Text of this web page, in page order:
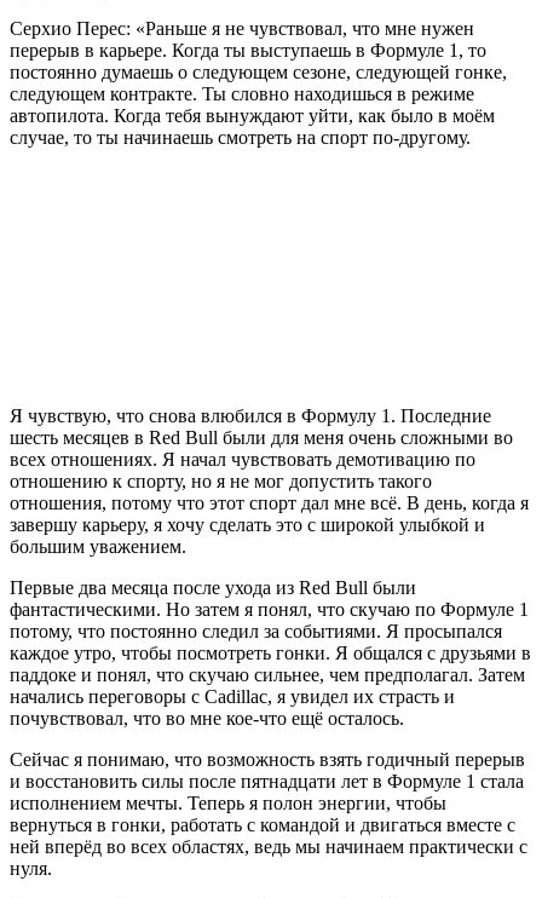
Серхио Перес: «Раньше я не чувствовал, что мне нужен
перерыв в карьере. Когда ты выступаешь в Формуле 1, то
постоянно думаешь о следующем сезоне, следующей гонке,
следующем контракте. Ты словно находишься в режиме
автопилота. Когда тебя вынуждают уйти, как было в моём
случае, то ты начинаешь смотреть на спорт по-другому.
Я чувствую, что снова влюбился в Формулу 1. Последние
шесть месяцев в Red Bull были для меня очень сложными во
всех отношениях. Я начал чувствовать демотивацию по
отношению к спорту, но я не мог допустить такого
отношения, потому что этот спорт дал мне всё. В день, когда я
завершу карьеру, я хочу сделать это с широкой улыбкой и
большим уважением.
Первые два месяца после ухода из Red Bull были
фантастическими. Но затем я понял, что скучаю по Формуле 1
потому, что постоянно следил за событиями. Я просыпался
каждое утро, чтобы посмотреть гонки. Я общался с друзьями в
паддоке и понял, что скучаю сильнее, чем предполагал. Затем
начались переговоры с Cadillac, я увидел их страсть и
почувствовал, что во мне кое-что ещё осталось.
Сейчас я понимаю, что возможность взять годичный перерыв
и восстановить силы после пятнадцати лет в Формуле 1 стала
исполнением мечты. Теперь я полон энергии, чтобы
вернуться в гонки, работать с командой и двигаться вместе с
ней вперёд во всех областях, ведь мы начинаем практически с
нуля.